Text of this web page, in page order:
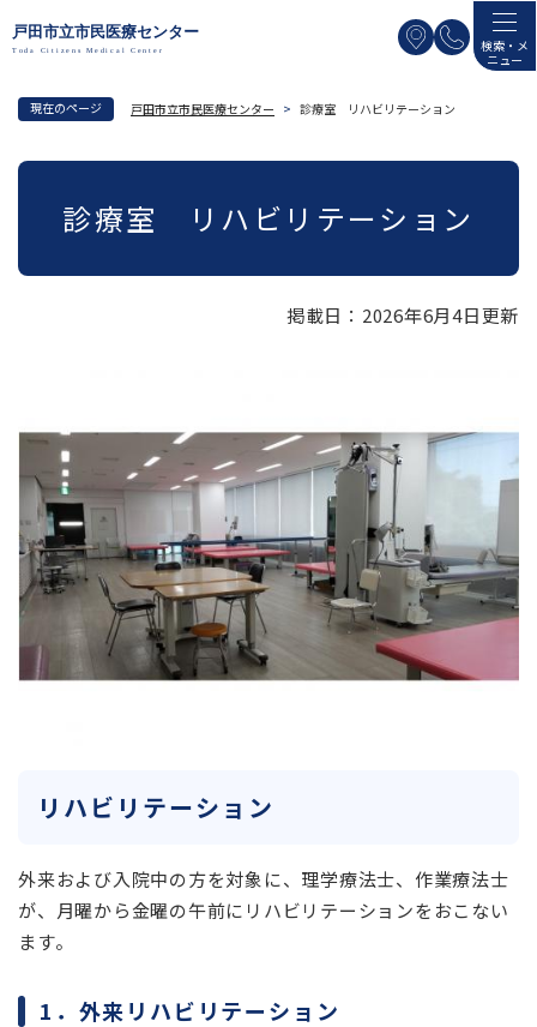
ー
検索・メ
ニュー
現在のページ 戸田市立市民医療センター > 診療室 リハビリテーション
本
診療室 リハビリテーション
掲載日：2026年6月4日更新
リハビリテーション
外来および入院中の方を対象に、理学療法士、作業療法士
が、月曜から金曜の午前にリハビリテーションをおこない
ます。
1．外来リハビリテーション